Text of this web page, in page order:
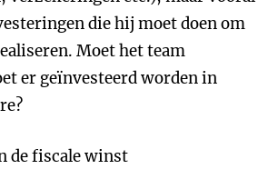
die hij moet doen om
Moet het team
er geïnvesteerd worden in
de fiscale winst